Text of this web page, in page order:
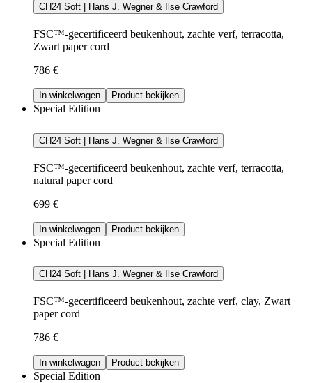
CH24 Soft | Hans J. Wegner & Ilse Crawford
FSC™-gecertificeerd beukenhout, zachte verf, terracotta,
Zwart paper cord
786 €
In winkelwagen Product bekijken
Special Edition
CH24 Soft | Hans J. Wegner & Ilse Crawford
FSC™-gecertificeerd beukenhout, zachte verf, terracotta,
natural paper cord
699 €
In winkelwagen Product bekijken
Special Edition
CH24 Soft | Hans J. Wegner & Ilse Crawford
FSC™-gecertificeerd beukenhout, zachte verf, clay, Zwart
paper cord
786 €
In winkelwagen Product bekijken
Special Edition